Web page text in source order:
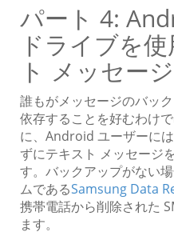
パート 4:
ドライブを
ト メッセー
誰もがメッセージのバッ
依存することを好むわけ
に、Android ユーザーに
ずにテキスト メッセージ
す。バックアップがない
ムであるSamsung Data
携帯電話から削除された
ます。